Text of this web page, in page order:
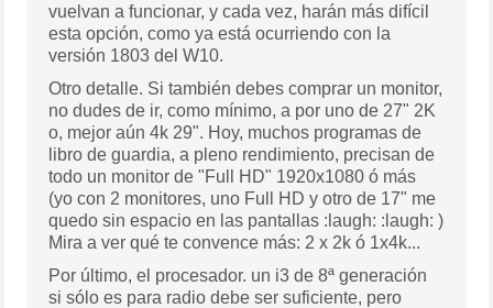
vuelvan a funcionar, y cada vez, harán más difícil
esta opción, como ya está ocurriendo con la
versión 1803 del W10.
Otro detalle. Si también debes comprar un monitor,
no dudes de ir, como mínimo, a por uno de 27" 2K
o, mejor aún 4k 29". Hoy, muchos programas de
libro de guardia, a pleno rendimiento, precisan de
todo un monitor de "Full HD" 1920x1080 ó más
(yo con 2 monitores, uno Full HD y otro de 17" me
quedo sin espacio en las pantallas :laugh: :laugh: )
Mira a ver qué te convence más: 2 x 2k ó 1x4k...
Por último, el procesador. un i3 de 8ª generación
si sólo es para radio debe ser suficiente, pero